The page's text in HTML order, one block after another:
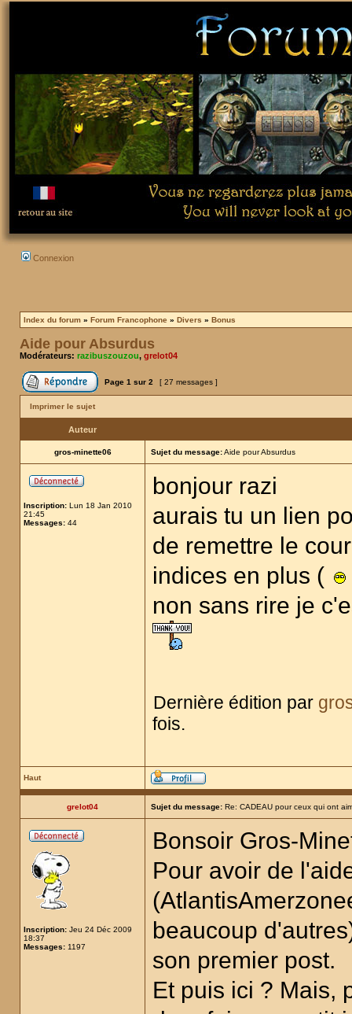
Connexion
Index du forum » Forum Francophone » Divers » Bonus
Aide pour Absurdus
Modérateurs: razibuszouzou, grelot04
Page 1 sur 2 [ 27 messages ]
Imprimer le sujet
Auteur
gros-minette06 Sujet du message:Aide pour Absurdus
Inscription: Lun 18 Jan 2010
21:45
Messages: 44
bonjour razi
aurais tu un lien
de remettre le
indices en plus (
non sans rire je
Dernière édition par
fois.
Haut
grelot04 Sujet du message: Re: CADEAU pour ceux qui ont
Inscription: Jeu 24 Déc 2009
18:37
Messages: 1197
Bonsoir Gros-
Pour avoir de
beaucoup
son premier post.
Et puis ici ? Mais,